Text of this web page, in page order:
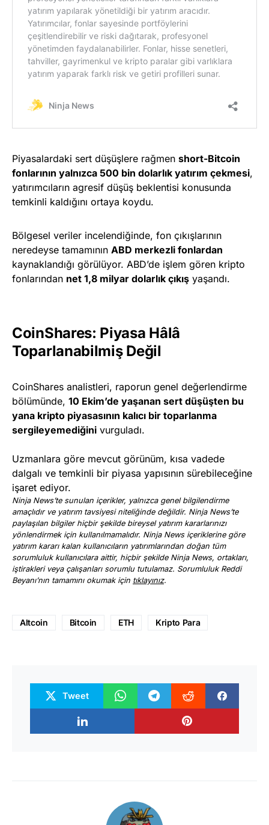
Piyasalardaki sert düşüşlere rağmen short-Bitcoin
fonlarının yalnızca 500 bin dolarlık yatırım çekmesi,
yatırımcıların agresif düşüş beklentisi konusunda
temkinli kaldığını ortaya koydu.
Bölgesel veriler incelendiğinde, fon çıkışlarının
neredeyse tamamının ABD merkezli fonlardan
kaynaklandığı görülüyor. ABD’de işlem gören kripto
fonlarından net 1,8 milyar dolarlık çıkış yaşandı.
CoinShares: Piyasa Hâlâ
Toparlanabilmiş Değil
CoinShares analistleri, raporun genel değerlendirme
bölümünde, 10 Ekim’de yaşanan sert düşüşten bu
yana kripto piyasasının kalıcı bir toparlanma
sergileyemediğini vurguladı.
Uzmanlara göre mevcut görünüm, kısa vadede
dalgalı ve temkinli bir piyasa yapısının sürebileceğine
işaret ediyor.
Ninja News’te sunulan içerikler, yalnızca genel bilgilendirme
amaçlıdır ve yatırım tavsiyesi niteliğinde değildir. Ninja News’te
paylaşılan bilgiler hiçbir şekilde bireysel yatırım kararlarınızı
yönlendirmek için kullanılmamalıdır. Ninja News içeriklerine göre
yatırım kararı kalan kullanıcıların yatırımlarından doğan tüm
sorumluluk kullanıcılara aittir, hiçbir şekilde Ninja News, ortakları,
iştirakleri veya çalışanları sorumlu tutulamaz. Sorumluluk Reddi
Beyanı’nın tamamını okumak için tıklayınız.
Altcoin Bitcoin ETH Kripto Para
Tweet